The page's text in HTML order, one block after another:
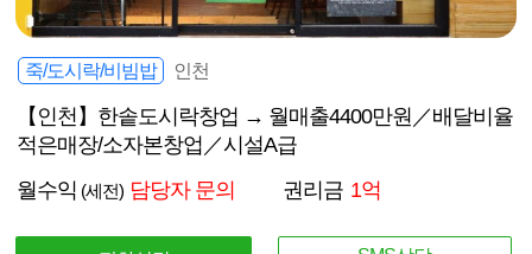
죽/도시락/비빔밥 인천
【인천】한솥도시락창업 → 월매출4400만원／배달비율
적은매장/소자본창업／시설A급
월수익 (세전) 담당자 문의 권리금 1억